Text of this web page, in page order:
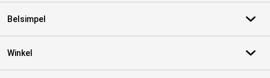
Belsimpel
Winkel